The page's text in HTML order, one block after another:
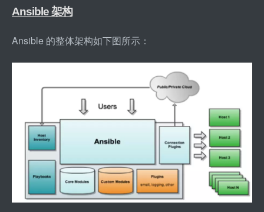
Ansible 架构
Ansible 的整体架构如下图所示：